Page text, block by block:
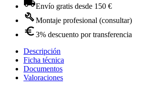
Envío gratis desde 150 €
Montaje profesional (consultar)
3% descuento por transferencia
Descripción
Ficha técnica
Documentos
Valoraciones